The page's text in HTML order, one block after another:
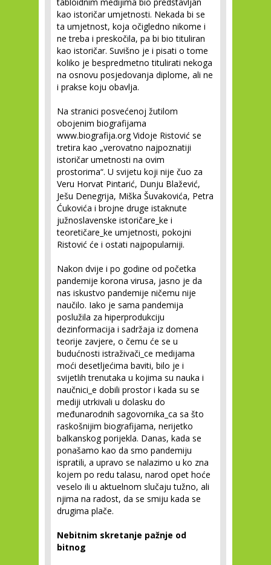
kao istoričar umjetnosti. Nekada bi se
ta umjetnost, koja očigledno nikome i
ne treba i preskočila, pa bi bio tituliran
kao istoričar. Suvišno je i pisati o tome
koliko je bespredmetno titulirati nekoga
na osnovu posjedovanja diplome, ali ne
i prakse koju obavlja.
Na stranici posvećenoj žutilom
obojenim biografijama
www.biografija.org Vidoje Ristović se
tretira kao „verovatno najpoznatiji
istoričar umetnosti na ovim
prostorima“. U svijetu koji nije čuo za
Veru Horvat Pintarić, Dunju Blažević,
Ješu Denegrija, Miška Šuvakovića, Petra
Ćukovića i brojne druge istaknute
južnoslavenske istoričare_ke i
teoretičare_ke umjetnosti, pokojni
Ristović će i ostati najpopularniji.
Nakon dvije i po godine od početka
pandemije korona virusa, jasno je da
nas iskustvo pandemije ničemu nije
naučilo. Iako je sama pandemija
poslužila za hiperprodukciju
dezinformacija i sadržaja iz domena
teorije zavjere, o čemu će se u
budućnosti istraživači_ce medijama
moći desetljećima baviti, bilo je i
svijetlih trenutaka u kojima su nauka i
naučnici_e dobili prostor i kada su se
mediji utrkivali u dolasku do
međunarodnih sagovornika_ca sa što
raskošnijim biografijama, nerijetko
balkanskog porijekla. Danas, kada se
ponašamo kao da smo pandemiju
ispratili, a upravo se nalazimo u ko zna
kojem po redu talasu, narod opet hoće
veselo ili u aktuelnom slučaju tužno, ali
njima na radost, da se smiju kada se
drugima plače.
Nebitnim skretanje pažnje od
bitnog